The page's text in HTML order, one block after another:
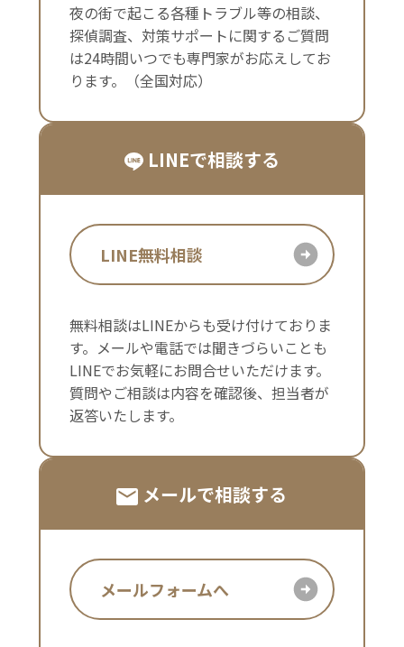
夜の街で起こる各種トラブル等の相談、
探偵調査、対策サポートに関するご質問
は24時間いつでも専門家がお応えしてお
ります。（全国対応）
LINEで相談する
LINE無料相談
無料相談はLINEからも受け付けておりま
す。メールや電話では聞きづらいことも
LINEでお気軽にお問合せいただけます。
質問やご相談は内容を確認後、担当者が
返答いたします。
メールで相談する
メールフォームへ